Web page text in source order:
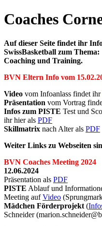
Coaches
Auf dieser Seite findet ihr
SwissBasketball zum Thema:
Coaching und Training.
BVN Eltern Info vom
Video vom Infoanlass findet ihr
Präsentation vom Vortrag
Infos zum PISTE Test und
ihr hier als PDF
Skillmatrix nach Alter als PDF
Weiter Links zu Webseiten
BVN Coaches Meeting 2024
12.06.2024
Präsentation als PDF
PISTE Ablauf und
Meeting aufVideo
Mädchen Förderprojekt (
Schneider